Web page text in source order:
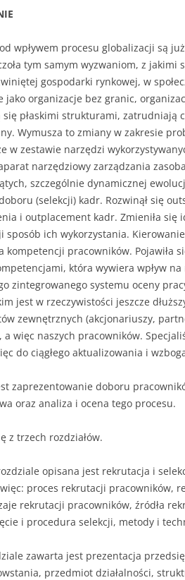
wpływem procesu globalizacji są
tym samym wyzwaniom, z
gospodarki rynkowej, w
jako organizacje bez granic,
płaskimi struk­turami, zatrudniają
Wymu­sza to zmiany w zakresie
w zestawie narzędzi
narzędziowy zarządzania
szczególnie dynamicznej
(selekcji) kadr. Rozwinął się
i outplacement kadr. Zmieni­ła się
sposób ich wyko­rzystania.
kompetencji pracowników. Pojawiła
która wywiera wpływ
zintegrowanego systemu oceny
jest w rzeczywistości jeszcze
zewnętrznych (akcjonariuszy,
a więc naszych pracowników.
do ciągłego aktualizowania i
zaprezentowanie doboru
oraz analiza i ocena tego procesu.
z trzech rozdziałów.
opisana jest rekrutacja i
proces rekrutacji pracowników,
rekrutacji pracowników, źródła
i procedura selekcji, metody i
zawarta jest prezentacja
przedmiot działalności,